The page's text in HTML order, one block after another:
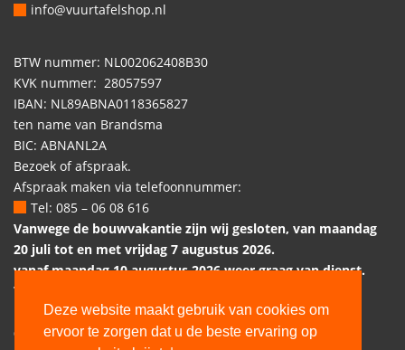
info@vuurtafelshop.nl
BTW nummer: NL002062408B30
KVK nummer: 28057597
IBAN: NL89ABNA0118365827
ten name van Brandsma
BIC: ABNANL2A
Bezoek of afspraak.
Afspraak maken via telefoonnummer:
Tel: 085 – 06 08 616
Vanwege de bouwvakantie zijn wij gesloten, van maandag
20 juli tot en met vrijdag 7 augustus 2026.
vanaf maandag 10 augustus 2026 weer graag van dienst.
Telefonisch bereikbaar:
ma: 9:00 – 12:30
di: 9:00 – 12:30
Deze website maakt gebruik van cookies om
ervoor te zorgen dat u de beste ervaring op